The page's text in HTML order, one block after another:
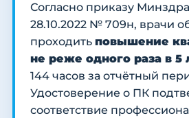
Согласно приказу
28.10.2022 № 709н, врачи
проходить повышение
не реже одного раза в 5
144 часов за отчётный
Удостоверение о ПК
соответствие